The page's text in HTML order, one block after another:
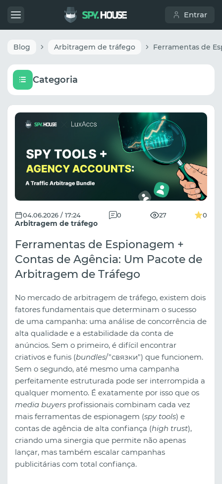
Entrar
Blog Arbitragem de tráfego
Categoria
Arbitragem de tráfego
04.06.2026 / 17:24 0 27 0
Ferramentas de Espionagem +
Contas de Agência: Um Pacote de
Arbitragem de Tráfego
No mercado de arbitragem de tráfego, existem dois
fatores fundamentais que determinam o sucesso
de uma campanha: uma análise de concorrência de
alta qualidade e a estabilidade da conta de
anúncios. Sem o primeiro, é difícil encontrar
criativos e funis (bundles/"связки") que funcionem.
Sem o segundo, até mesmo uma campanha
perfeitamente estruturada pode ser interrompida a
qualquer momento. É exatamente por isso que os
media buyers profissionais combinam cada vez
mais ferramentas de espionagem (spy tools) e
contas de agência de alta confiança (high trust),
criando uma sinergia que permite não apenas
lançar, mas também escalar campanhas
publicitárias com total confiança.